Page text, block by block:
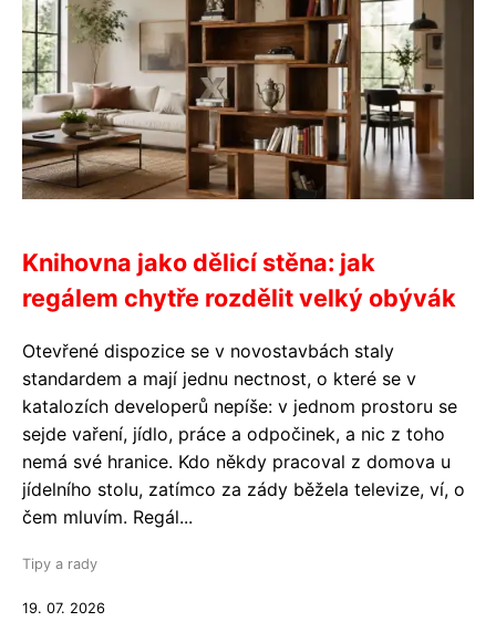
Knihovna jako dělicí stěna: jak
regálem chytře rozdělit velký obývák
Otevřené dispozice se v novostavbách staly
standardem a mají jednu nectnost, o které se v
katalozích developerů nepíše: v jednom prostoru se
sejde vaření, jídlo, práce a odpočinek, a nic z toho
nemá své hranice. Kdo někdy pracoval z domova u
jídelního stolu, zatímco za zády běžela televize, ví, o
čem mluvím. Regál...
Tipy a rady
19. 07. 2026